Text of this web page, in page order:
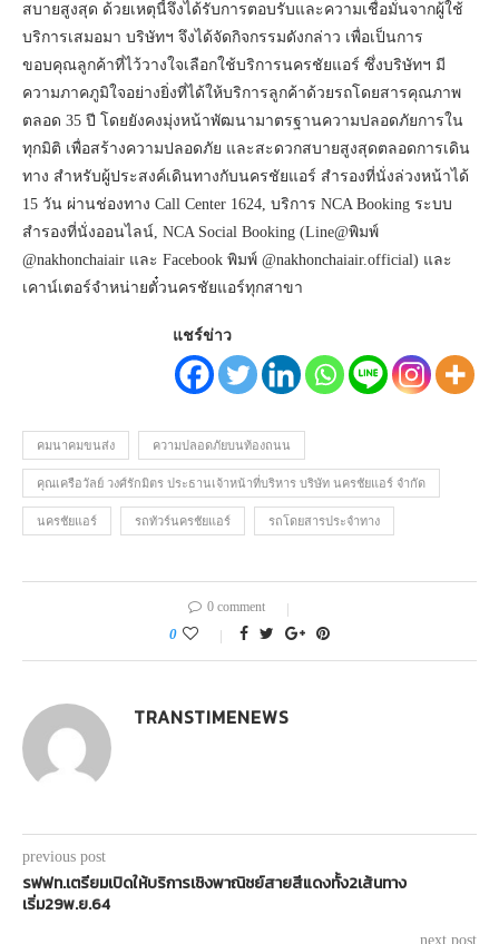
สบายสูงสุด ด้วยเหตุนี้จึงได้รับการตอบรับและความเชื่อมั่นจากผู้ใช้
บริการเสมอมา บริษัทฯ จึงได้จัดกิจกรรมดังกล่าว เพื่อเป็นการ
ขอบคุณลูกค้าที่ไว้วางใจเลือกใช้บริการนครชัยแอร์ ซึ่งบริษัทฯ มี
ความภาคภูมิใจอย่างยิ่งที่ได้ให้บริการลูกค้าด้วยรถโดยสารคุณภาพ
ตลอด 35 ปี โดยยังคงมุ่งหน้าพัฒนามาตรฐานความปลอดภัยการใน
ทุกมิติ เพื่อสร้างความปลอดภัย และสะดวกสบายสูงสุดตลอดการเดิน
ทาง สำหรับผู้ประสงค์เดินทางกับนครชัยแอร์ สำรองที่นั่งล่วงหน้าได้
15 วัน ผ่านช่องทาง Call Center 1624, บริการ NCA Booking ระบบ
สำรองที่นั่งออนไลน์, NCA Social Booking (Line@พิมพ์
@nakhonchaiair และ Facebook พิมพ์ @nakhonchaiair.official) และ
เคาน์เตอร์จำหน่ายตั๋วนครชัยแอร์ทุกสาขา
แชร์ข่าว
คมนาคมขนส่ง ความปลอดภัยบนท้องถนน
คุณเครือวัลย์ วงศ์รักมิตร ประธานเจ้าหน้าที่บริหาร บริษัท นครชัยแอร์ จำกัด
นครชัยแอร์ รถทัวร์นครชัยแอร์ รถโดยสารประจำทาง
0 comment
0
TRANSTIMENEWS
previous post
รฟฟท.เตรียมเปิดให้บริการเชิงพาณิชย์สายสีแดงทั้ง2เส้นทาง
เริ่ม29พ.ย.64
next post